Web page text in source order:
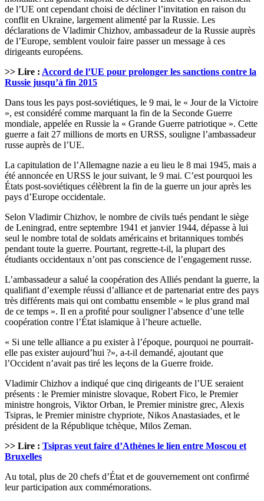
de l’UE ont cependant choisi de décliner l’invitation en raison du
conflit en Ukraine, largement alimenté par la Russie. Les
déclarations de Vladimir Chizhov, ambassadeur de la Russie auprès
de l’Europe, semblent vouloir faire passer un message à ces
dirigeants européens.
>> Lire : Accord de l’UE pour prolonger les sanctions contre la
Russie jusqu’à fin 2015
Dans tous les pays post-soviétiques, le 9 mai, le « Jour de la Victoire
», est considéré comme marquant la fin de la Seconde Guerre
mondiale, appelée en Russie la « Grande Guerre patriotique ». Cette
guerre a fait 27 millions de morts en URSS, souligne l’ambassadeur
russe auprès de l’UE.
La capitulation de l’Allemagne nazie a eu lieu le 8 mai 1945, mais a
été annoncée en URSS le jour suivant, le 9 mai. C’est pourquoi les
États post-soviétiques célèbrent la fin de la guerre un jour après les
pays d’Europe occidentale.
Selon Vladimir Chizhov, le nombre de civils tués pendant le siège
de Leningrad, entre septembre 1941 et janvier 1944, dépasse à lui
seul le nombre total de soldats américains et britanniques tombés
pendant toute la guerre. Pourtant, regrette-t-il, la plupart des
étudiants occidentaux n’ont pas conscience de l’engagement russe.
L’ambassadeur a salué la coopération des Alliés pendant la guerre, la
qualifiant d’exemple réussi d’alliance et de partenariat entre des pays
très différents mais qui ont combattu ensemble « le plus grand mal
de ce temps ». Il en a profité pour souligner l’absence d’une telle
coopération contre l’État islamique à l’heure actuelle.
« Si une telle alliance a pu exister à l’époque, pourquoi ne pourrait-
elle pas exister aujourd’hui ?», a-t-il demandé, ajoutant que
l’Occident n’avait pas tiré les leçons de la Guerre froide.
Vladimir Chizhov a indiqué que cinq dirigeants de l’UE seraient
présents : le Premier ministre slovaque, Robert Fico, le Premier
ministre hongrois, Viktor Orban, le Premier ministre grec, Alexis
Tsipras, le Premier ministre chypriote, Nikos Anastasiades, et le
président de la République tchèque, Milos Zeman.
>> Lire : Tsipras veut faire d’Athènes le lien entre Moscou et
Bruxelles
Au total, plus de 20 chefs d’État et de gouvernement ont confirmé
leur participation aux commémorations.